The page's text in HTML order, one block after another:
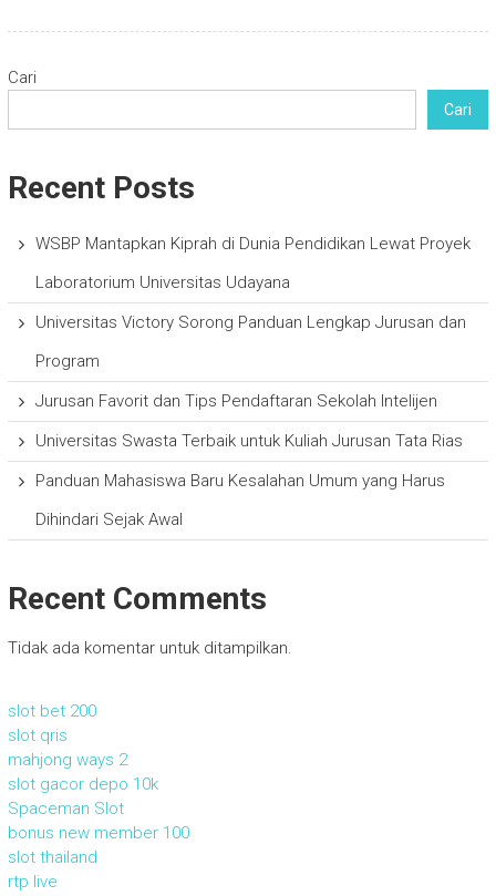
Cari
Cari
Recent Posts
WSBP Mantapkan Kiprah di Dunia Pendidikan Lewat Proyek
Laboratorium Universitas Udayana
Universitas Victory Sorong Panduan Lengkap Jurusan dan
Program
Jurusan Favorit dan Tips Pendaftaran Sekolah Intelijen
Universitas Swasta Terbaik untuk Kuliah Jurusan Tata Rias
Panduan Mahasiswa Baru Kesalahan Umum yang Harus
Dihindari Sejak Awal
Recent Comments
Tidak ada komentar untuk ditampilkan.
slot bet 200
slot qris
mahjong ways 2
slot gacor depo 10k
Spaceman Slot
bonus new member 100
slot thailand
rtp live